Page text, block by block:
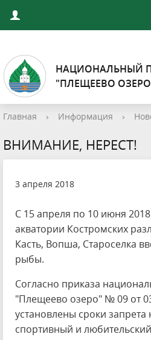
НАЦИОНАЛЬНЫЙ
"ПЛЕЩЕЕВО
Главная › Информация ›
ВНИМАНИЕ, НЕРЕСТ!
3 апреля 2018
С 15 апреля по 10 июня
акватории Костромских
Касть, Вопша, Староселка
рыбы.
Согласно приказа
"Плещеево озеро" № 09 от
установлены сроки
спортивный и